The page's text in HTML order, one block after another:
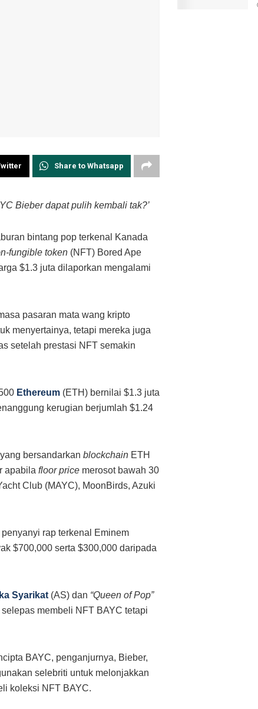
Share to Whatsapp
Bieber dapat pulih kembali tak?’
bintang pop terkenal Kanada
fungible token (NFT) Bored Ape
$1.3 juta dilaporkan mengalami
pasaran mata wang kripto
menyertainya, tetapi mereka juga
setelah prestasi NFT semakin
Ethereum (ETH) bernilai $1.3 juta
kerugian berjumlah $1.24
bersandarkan blockchain ETH
apabila floor price merosot bawah 30
Club (MAYC), MoonBirds, Azuki
rap terkenal Eminem
$700,000 serta $300,000 daripada
Syarikat (AS) dan “Queen of Pop”
membeli NFT BAYC tetapi
BAYC, penganjurnya, Bieber,
selebriti untuk melonjakkan
koleksi NFT BAYC.